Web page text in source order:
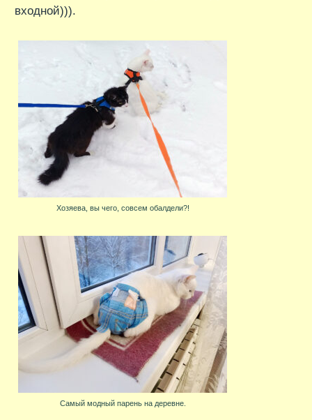
входной))).
Хозяева, вы чего, совсем обалдели?!
Самый модный парень на деревне.